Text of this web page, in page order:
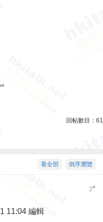
回帖數目： 61
倒序瀏覽
看全部
2#
11:04 編輯